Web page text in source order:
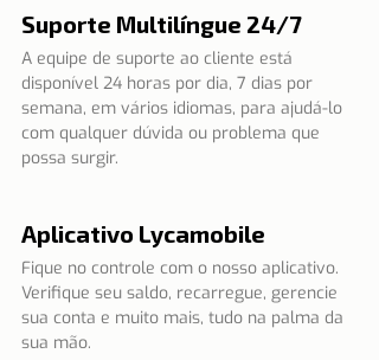
Suporte Multilíngue 24/7
A equipe de suporte ao cliente está
disponível 24 horas por dia, 7 dias por
semana, em vários idiomas, para ajudá-lo
com qualquer dúvida ou problema que
possa surgir.
Aplicativo Lycamobile
Fique no controle com o nosso aplicativo.
Verifique seu saldo, recarregue, gerencie
sua conta e muito mais, tudo na palma da
sua mão.